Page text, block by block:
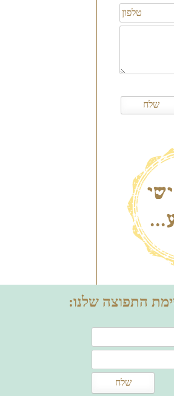
התפוצה שלנו: